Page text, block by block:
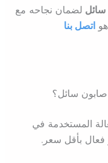
لضمان نجاحه مع
اتصل بنا
سائل؟
المستخدمة في
فعال بأقل سعر.